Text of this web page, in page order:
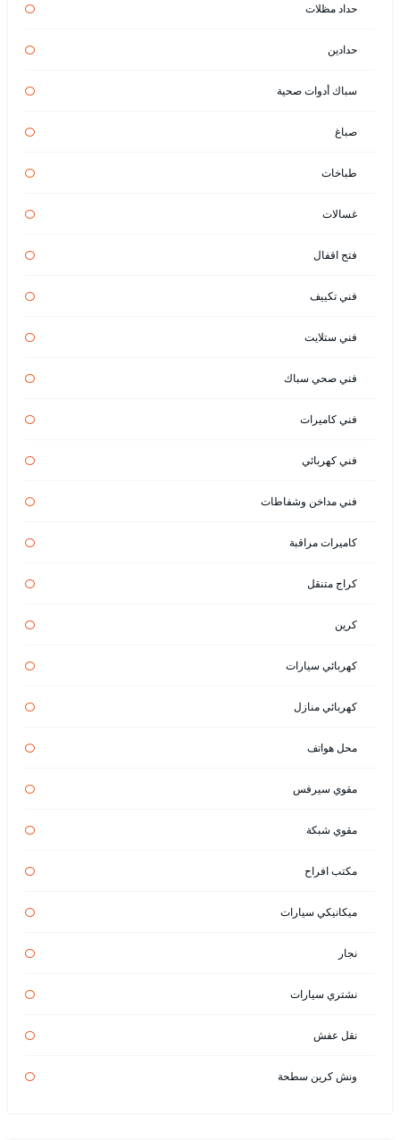
حداد مظلات
حدادين
سباك أدوات صحية
صباغ
طباخات
غسالات
فتح اقفال
فني تكييف
فني ستلايت
فني صحي سباك
فني كاميرات
فني كهربائي
فني مداخن وشفاطات
كاميرات مراقبة
كراج متنقل
كرين
كهربائي سيارات
كهربائي منازل
محل هواتف
مقوي سيرفس
مقوي شبكة
مكتب افراح
ميكانيكي سيارات
نجار
نشتري سيارات
نقل عفش
ونش كرين سطحة